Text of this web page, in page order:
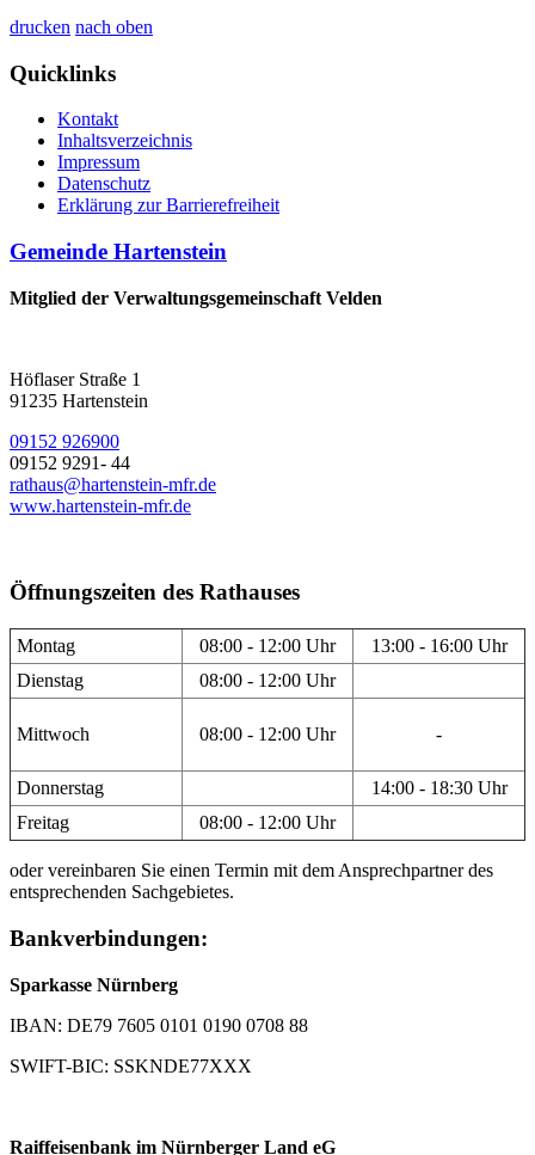
drucken nach oben
Quicklinks
Kontakt
Inhaltsverzeichnis
Impressum
Datenschutz
Erklärung zur Barrierefreiheit
Gemeinde Hartenstein
Mitglied der Verwaltungsgemeinschaft Velden
Höflaser Straße 1
91235 Hartenstein
09152 926900
09152 9291- 44
rathaus@hartenstein-mfr.de
www.hartenstein-mfr.de
Öffnungszeiten des Rathauses
Montag 08:00 - 12:00 Uhr
13:00 - 16:00 Uhr
Dienstag
08:00 - 12:00 Uhr
Mittwoch 08:00 - 12:00 Uhr -
Donnerstag
14:00 - 18:30 Uhr
Freitag
08:00 - 12:00 Uhr
oder vereinbaren Sie einen Termin mit dem Ansprechpartner des
entsprechenden Sachgebietes.
Bankverbindungen:
Sparkasse Nürnberg
IBAN: DE79 7605 0101 0190 0708 88
SWIFT-BIC: SSKNDE77XXX
Raiffeisenbank im Nürnberger Land eG